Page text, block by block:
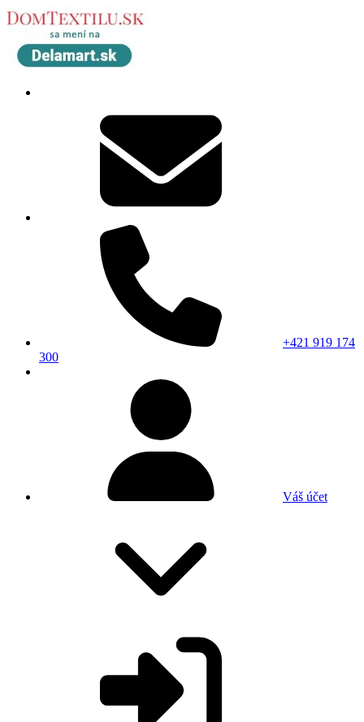
+421 919 174
300
Váš účet